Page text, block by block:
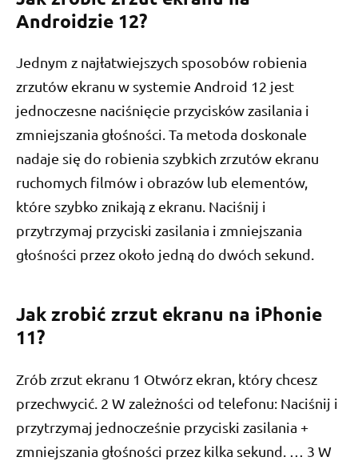
Androidzie 12?
Jednym z najłatwiejszych sposobów robienia
zrzutów ekranu w systemie Android 12 jest
jednoczesne naciśnięcie przycisków zasilania i
zmniejszania głośności. Ta metoda doskonale
nadaje się do robienia szybkich zrzutów ekranu
ruchomych filmów i obrazów lub elementów,
które szybko znikają z ekranu. Naciśnij i
przytrzymaj przyciski zasilania i zmniejszania
głośności przez około jedną do dwóch sekund.
Jak zrobić zrzut ekranu na iPhonie
11?
Zrób zrzut ekranu 1 Otwórz ekran, który chcesz
przechwycić. 2 W zależności od telefonu: Naciśnij i
przytrzymaj jednocześnie przyciski zasilania +
zmniejszania głośności przez kilka sekund. … 3 W